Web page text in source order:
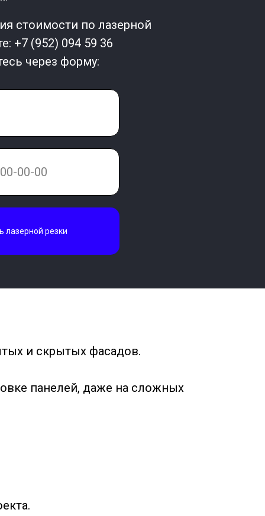
стоимости по лазерной
+7 (952) 094 59 36
через форму:
лазерной резки
и скрытых фасадов.
панелей, даже на сложных